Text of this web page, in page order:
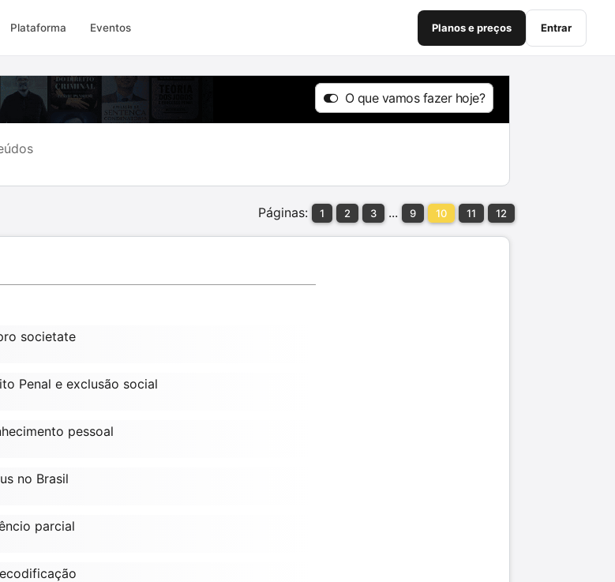
Plataforma Eventos Planos e preços Entrar
O que vamos fazer hoje?
Páginas: 1 2 3 ... 9 10 11 12
societate
Penal e exclusão social
pessoal
no Brasil
parcial